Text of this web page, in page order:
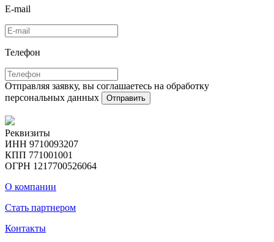
E-mail
Телефон
Отправляя заявку, вы соглашаетесь на обработку
персональных данных
Отправить
Реквизиты
ИНН 9710093207
КПП 771001001
ОГРН 1217700526064
О компании
Стать партнером
Контакты